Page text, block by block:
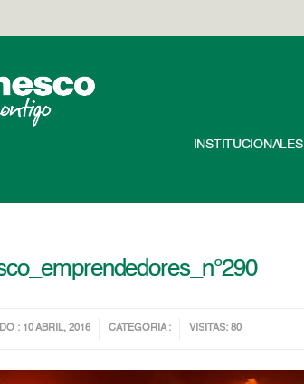
INSTITUCIONALES
: 10 ABRIL, 2016 CATEGORIA : VISITAS: 80